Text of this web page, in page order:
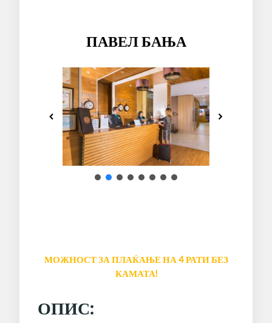
ПАВЕЛ БАЊА
МОЖНОСТ ЗА ПЛАЌАЊЕ НА 4 РАТИ БЕЗ
КАМАТА!
ОПИС: